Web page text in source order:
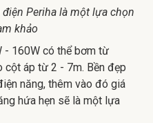
Periha là một lựa chọn
khảo
- 160W có thể bơm từ
áp từ 2 - 7m. Bền đẹp
năng, thêm vào đó giá
hứa hẹn sẽ là một lựa